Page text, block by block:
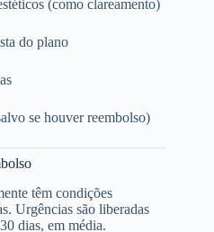
(como clareamento)
do plano
se houver reembolso)
têm condições
Urgências são liberadas
dias, em média.